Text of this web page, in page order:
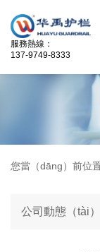
服務熱線：
137-9749-8333
您當（dāng）前位
公司動態（tài）